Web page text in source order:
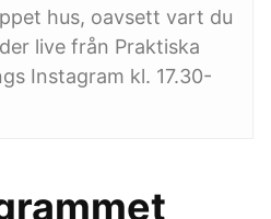
hus, oavsett vart du
live från Praktiska
Instagram kl. 17.30-